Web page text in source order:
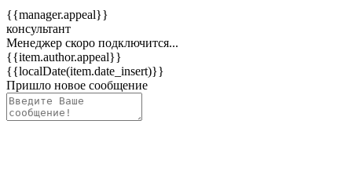
{{manager.appeal}}
консультант
Менеджер скоро подключится...
{{item.author.appeal}}
{{localDate(item.date_insert)}}
Пришло новое сообщение